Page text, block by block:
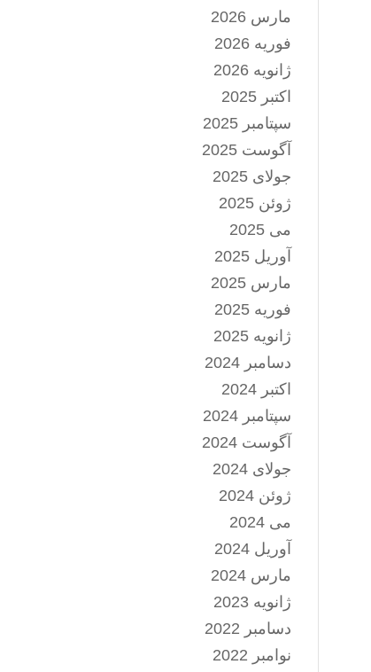
مارس 2026
فوریه 2026
ژانویه 2026
اکتبر 2025
سپتامبر 2025
آگوست 2025
جولای 2025
ژوئن 2025
می 2025
آوریل 2025
مارس 2025
فوریه 2025
ژانویه 2025
دسامبر 2024
اکتبر 2024
سپتامبر 2024
آگوست 2024
جولای 2024
ژوئن 2024
می 2024
آوریل 2024
مارس 2024
ژانویه 2023
دسامبر 2022
نوامبر 2022